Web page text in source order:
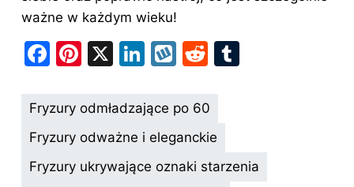
ważne w każdym wieku!
F
c
e
o
Pi
er
e
st
X
Li
k
e
n
W
k
o
p
R
d
di
t
Fryzury odmładzające po 60
Fryzury odważne i eleganckie
Fryzury ukrywające oznaki starzenia